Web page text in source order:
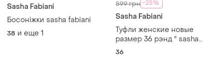
Sasha Fabiani
Босоніжки sasha fabiani
38 и еще 1
599 грн -25%
Sasha Fabiani
Туфли женские новые
размер 36 рэнд " sasha
fabian"
36